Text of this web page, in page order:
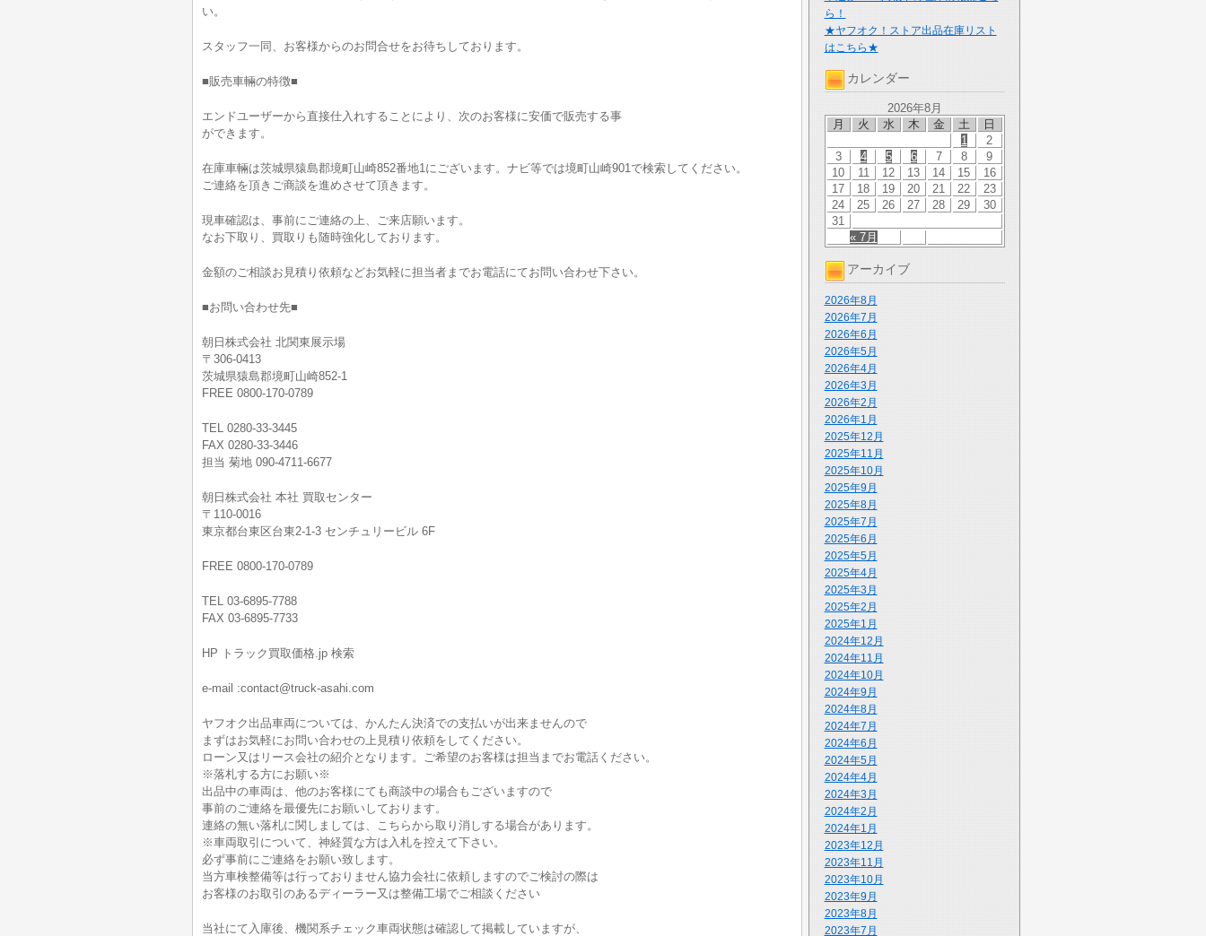
ら！
★ヤフオク！ストア出品在庫リスト
はこちら★
カレンダー
2026年8月
月
火 水 木 金 土 日
« 7月
1
2
3
4 5 6 7 8
9
10
11 12 13 14 15
16
17
18 19 20 21 22
23
24
25 26 27 28 29
30
31
アーカイブ
2026年8月
2026年7月
2026年6月
2026年5月
2026年4月
2026年3月
2026年2月
2026年1月
2025年12月
2025年11月
2025年10月
2025年9月
2025年8月
2025年7月
2025年6月
2025年5月
2025年4月
2025年3月
2025年2月
2025年1月
2024年12月
2024年11月
2024年10月
2024年9月
2024年8月
2024年7月
2024年6月
2024年5月
2024年4月
2024年3月
2024年2月
2024年1月
2023年12月
2023年11月
2023年10月
2023年9月
2023年8月
2023年7月
い。
スタッフ一同、お客様からのお問合せをお待ちしております。
■販売車輛の特徴■
エンドユーザーから直接仕入れすることにより、次のお客様に安価で販売する事
ができます。
在庫車輛は茨城県猿島郡境町山崎852番地1にございます。ナビ等では境町山崎901で検索してください。
ご連絡を頂きご商談を進めさせて頂きます。
現車確認は、事前にご連絡の上、ご来店願います。
なお下取り、買取りも随時強化しております。
金額のご相談お見積り依頼などお気軽に担当者までお電話にてお問い合わせ下さい。
■お問い合わせ先■
朝日株式会社 北関東展示場
〒306-0413
茨城県猿島郡境町山崎852-1
FREE 0800-170-0789
TEL 0280-33-3445
FAX 0280-33-3446
担当 菊地 090-4711-6677
朝日株式会社 本社 買取センター
〒110-0016
東京都台東区台東2-1-3 センチュリービル 6F
FREE 0800-170-0789
TEL 03-6895-7788
FAX 03-6895-7733
HP トラック買取価格.jp 検索
e-mail :contact@truck-asahi.com
ヤフオク出品車両については、かんたん決済での支払いが出来ませんので
まずはお気軽にお問い合わせの上見積り依頼をしてください。
ローン又はリース会社の紹介となります。ご希望のお客様は担当までお電話ください。
※落札する方にお願い※
出品中の車両は、他のお客様にても商談中の場合もございますので
事前のご連絡を最優先にお願いしております。
連絡の無い落札に関しましては、こちらから取り消しする場合があります。
※車両取引について、神経質な方は入札を控えて下さい。
必ず事前にご連絡をお願い致します。
当方車検整備等は行っておりません協力会社に依頼しますのでご検討の際は
お客様のお取引のあるディーラー又は整備工場でご相談ください
当社にて入庫後、機関系チェック車両状態は確認して掲載していますが、